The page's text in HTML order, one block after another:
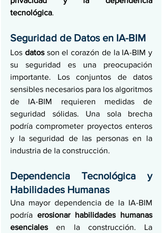
tecnológica.
Seguridad de Datos en IA-BIM
Los datos son el corazón de la IA-BIM y
su seguridad es una preocupación
importante. Los conjuntos de datos
sensibles necesarios para los algoritmos
de IA-BIM requieren medidas de
seguridad sólidas. Una sola brecha
podría comprometer proyectos enteros
y la seguridad de las personas en la
industria de la construcción.
Dependencia Tecnológica y
Habilidades Humanas
Una mayor dependencia de la IA-BIM
podría erosionar habilidades humanas
esenciales en la construcción. La